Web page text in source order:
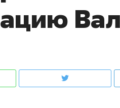
и
о трехкратном росте цен,
клиентах и чудных